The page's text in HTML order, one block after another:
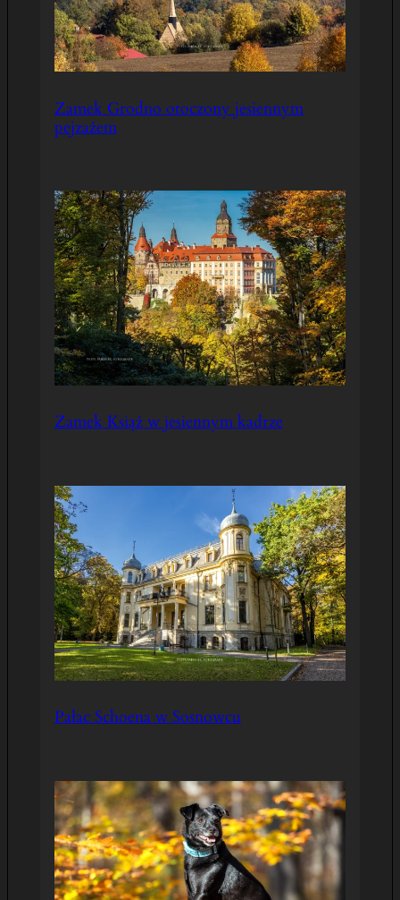
Zamek Grodno otoczony jesiennym
pejzażem
Zamek Książ w jesiennym kadrze
Pałac Schoena w Sosnowcu